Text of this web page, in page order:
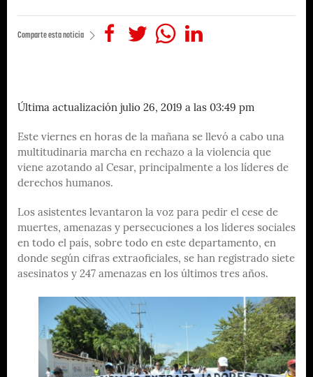
Comparte esta noticia
Última actualización julio 26, 2019 a las 03:49 pm
Este viernes en horas de la mañana se llevó a cabo una
multitudinaria marcha en rechazo a la violencia que
viene azotando al Cesar, principalmente a los líderes de
derechos humanos.
Los asistentes levantaron la voz para pedir el cese de
muertes, amenazas y persecuciones a los líderes sociales
en todo el país, sobre todo en este departamento, en
donde según cifras extraoficiales, se han registrado siete
asesinatos y 247 amenazas en los últimos tres años.